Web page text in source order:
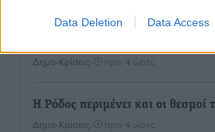
Data Deletion Data Access
Ο Πελεκάνος, οι
Δημο-Κρίσεις πριν 4 ώρες
Η Ρόδος περιμένει και οι θεσμοί
Δημο-Κρίσεις πριν 4 ώρες